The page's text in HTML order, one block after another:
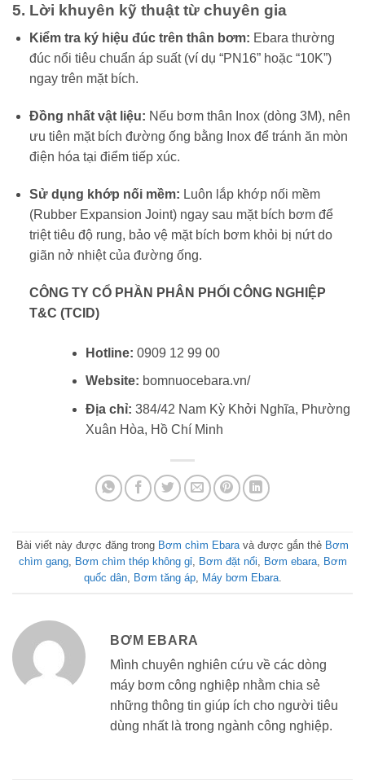
5. Lời khuyên kỹ thuật từ chuyên gia
Kiểm tra ký hiệu đúc trên thân bơm: Ebara thường
đúc nổi tiêu chuẩn áp suất (ví dụ “PN16” hoặc “10K”)
ngay trên mặt bích.
Đồng nhất vật liệu: Nếu bơm thân Inox (dòng 3M), nên
ưu tiên mặt bích đường ống bằng Inox để tránh ăn mòn
điện hóa tại điểm tiếp xúc.
Sử dụng khớp nối mềm: Luôn lắp khớp nối mềm
(Rubber Expansion Joint) ngay sau mặt bích bơm để
triệt tiêu độ rung, bảo vệ mặt bích bơm khỏi bị nứt do
giãn nở nhiệt của đường ống.
CÔNG TY CỔ PHẦN PHÂN PHỐI CÔNG NGHIỆP
T&C (TCID)
Hotline: 0909 12 99 00
Website: bomnuocebara.vn/
Địa chỉ: 384/42 Nam Kỳ Khởi Nghĩa, Phường
Xuân Hòa, Hồ Chí Minh
Bài viết này được đăng trong Bơm chìm Ebaravà được gắn thẻ Bơm
chìm gang, Bơm chìm thép không gỉ, Bơm đặt nổi, Bơm ebara, Bơm
quốc dân, Bơm tăng áp, Máy bơm Ebara.
BƠM EBARA
Mình chuyên nghiên cứu về các dòng
máy bơm công nghiệp nhằm chia sẻ
những thông tin giúp ích cho người tiêu
dùng nhất là trong ngành công nghiệp.